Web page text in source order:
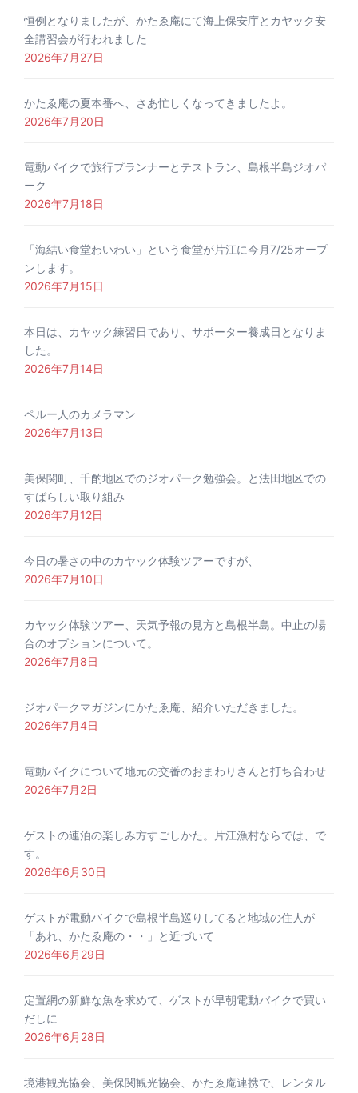
恒例となりましたが、かたゑ庵にて海上保安庁とカヤック安
全講習会が行われました
2026年7月27日
かたゑ庵の夏本番へ、さあ忙しくなってきましたよ。
2026年7月20日
電動バイクで旅行プランナーとテストラン、島根半島ジオパ
ーク
2026年7月18日
「海結い食堂わいわい」という食堂が片江に今月7/25オープ
ンします。
2026年7月15日
本日は、カヤック練習日であり、サポーター養成日となりま
した。
2026年7月14日
ペルー人のカメラマン
2026年7月13日
美保関町、千酌地区でのジオパーク勉強会。と法田地区での
すばらしい取り組み
2026年7月12日
今日の暑さの中のカヤック体験ツアーですが、
2026年7月10日
カヤック体験ツアー、天気予報の見方と島根半島。中止の場
合のオプションについて。
2026年7月8日
ジオパークマガジンにかたゑ庵、紹介いただきました。
2026年7月4日
電動バイクについて地元の交番のおまわりさんと打ち合わせ
2026年7月2日
ゲストの連泊の楽しみ方すごしかた。片江漁村ならでは、で
す。
2026年6月30日
ゲストが電動バイクで島根半島巡りしてると地域の住人が
「あれ、かたゑ庵の・・」と近づいて
2026年6月29日
定置網の新鮮な魚を求めて、ゲストが早朝電動バイクで買い
だしに
2026年6月28日
境港観光協会、美保関観光協会、かたゑ庵連携で、レンタル